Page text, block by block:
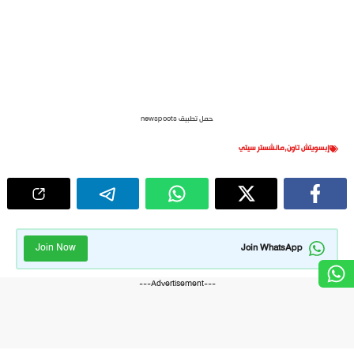
حمل تطبيق newspoots
إبسويتش تاون,مانشستر سيتي
Join WhatsApp
Join Now
---Advertisement---